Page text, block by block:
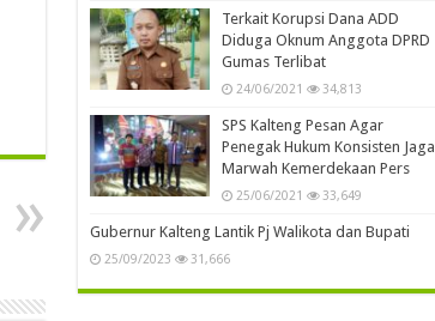
Terkait Korupsi Dana ADD
Diduga Oknum Anggota DPRD
Gumas Terlibat
24/06/2021 34,813
SPS Kalteng Pesan Agar
Penegak Hukum Konsisten Jaga
Marwah Kemerdekaan Pers
25/06/2021 33,649
Gubernur Kalteng Lantik Pj Walikota dan Bupati
25/09/2023 31,666